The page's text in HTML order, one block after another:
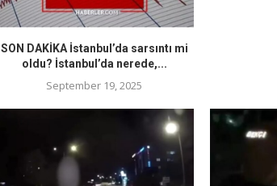
SON DAKİKA İstanbul’da sarsıntı mi
oldu? İstanbul’da nerede,...
September 19, 2025